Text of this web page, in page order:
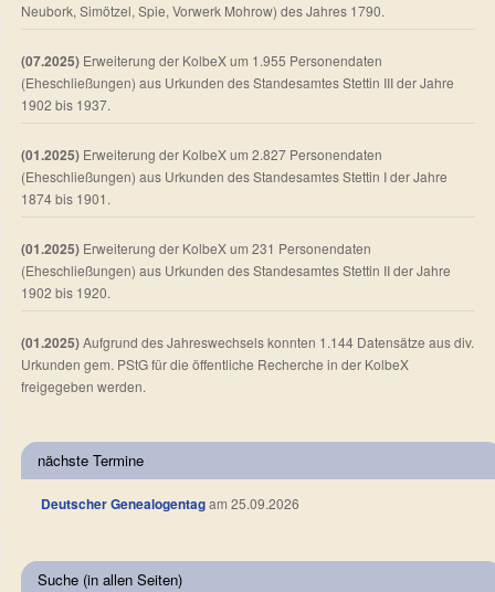
Neubork, Simötzel, Spie, Vorwerk Mohrow) des Jahres 1790.
(07.2025) Erweiterung der KolbeX um 1.955 Personendaten
(Eheschließungen) aus Urkunden des Standesamtes Stettin III der Jahre
1902 bis 1937.
(01.2025) Erweiterung der KolbeX um 2.827 Personendaten
(Eheschließungen) aus Urkunden des Standesamtes Stettin I der Jahre
1874 bis 1901.
(01.2025) Erweiterung der KolbeX um 231 Personendaten
(Eheschließungen) aus Urkunden des Standesamtes Stettin II der Jahre
1902 bis 1920.
(01.2025)Aufgrund des Jahreswechsels konnten 1.144 Datensätze aus div.
Urkunden gem. PStG für die öffentliche Recherche in der KolbeX
freigegeben werden.
nächste Termine
Deutscher Genealogentagam 25.09.2026
Suche (in allen Seiten)